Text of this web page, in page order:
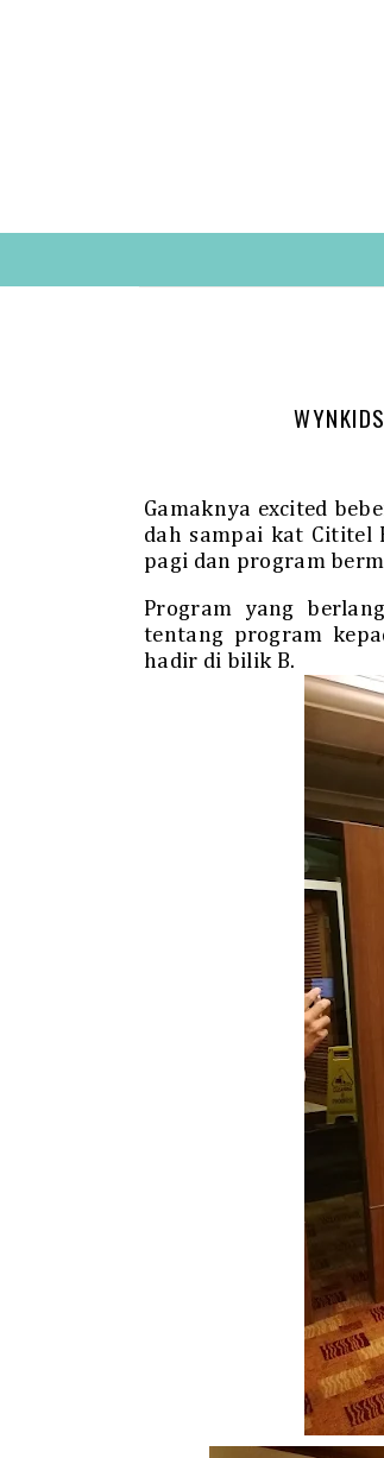
Gamaknya excited
dah sampai kat Cititel
pagi dan program
Program yang
tentang program
hadir di bilik B.